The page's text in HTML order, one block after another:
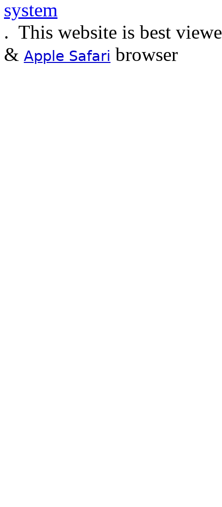
. This website is best
& Apple Safari browser